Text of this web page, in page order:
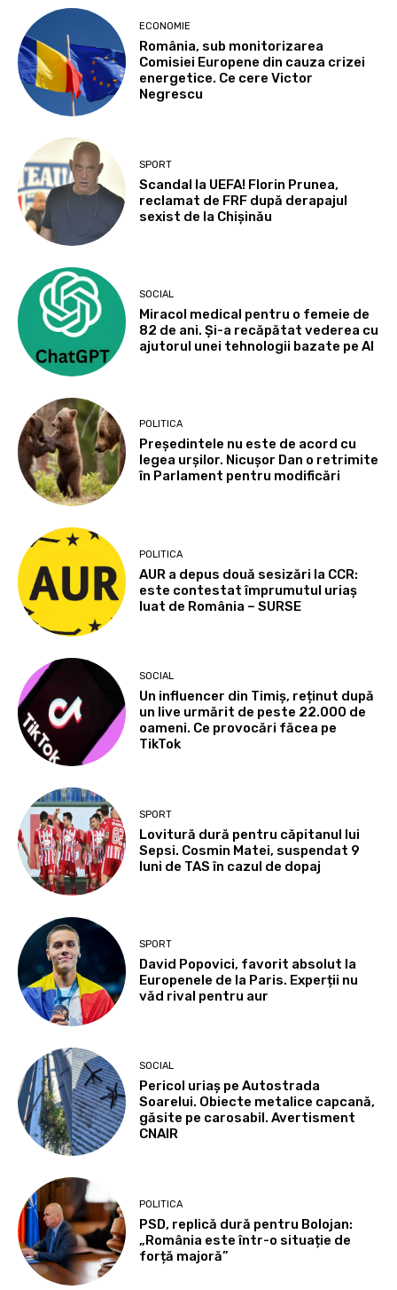
ECONOMIE
România, sub monitorizarea
Comisiei Europene din cauza crizei
energetice. Ce cere Victor
Negrescu
SPORT
Scandal la UEFA! Florin Prunea,
reclamat de FRF după derapajul
sexist de la Chișinău
SOCIAL
Miracol medical pentru o femeie de
82 de ani. Și-a recăpătat vederea cu
ajutorul unei tehnologii bazate pe AI
POLITICA
Președintele nu este de acord cu
legea urșilor. Nicușor Dan o retrimite
în Parlament pentru modificări
POLITICA
AUR a depus două sesizări la CCR:
este contestat împrumutul uriaș
luat de România – SURSE
SOCIAL
Un influencer din Timiș, reținut după
un live urmărit de peste 22.000 de
oameni. Ce provocări făcea pe
TikTok
SPORT
Lovitură dură pentru căpitanul lui
Sepsi. Cosmin Matei, suspendat 9
luni de TAS în cazul de dopaj
SPORT
David Popovici, favorit absolut la
Europenele de la Paris. Experții nu
văd rival pentru aur
SOCIAL
Pericol uriaș pe Autostrada
Soarelui. Obiecte metalice capcană,
găsite pe carosabil. Avertisment
CNAIR
POLITICA
PSD, replică dură pentru Bolojan:
„România este într-o situație de
forță majoră”